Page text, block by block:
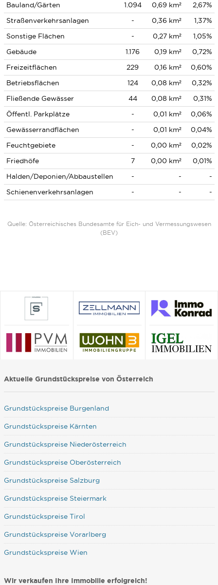
Bauland/Gärten 1.094 0,69 km²
2,67%
Straßenverkehrsanlagen
- 0,36 km²
1,37%
Sonstige Flächen
- 0,27 km²
1,05%
Gebäude
1.176 0,19 km²
0,72%
Freizeitflächen
229 0,16 km²
0,60%
Betriebsflächen
124 0,08 km²
0,32%
Fließende Gewässer
44 0,08 km²
0,31%
Öffentl. Parkplätze
- 0,01 km²
0,06%
Gewässerrandflächen
- 0,01 km²
0,04%
Feuchtgebiete
- 0,00 km²
0,02%
Friedhöfe
7 0,00 km²
0,01%
Halden/Deponien/Abbaustellen
- -
-
Schienenverkehrsanlagen
- - -
Quelle: Österreichisches Bundesamte für Eich- und Vermessungswesen
(BEV)
Aktuelle Grundstückspreise von Österreich
Grundstückspreise Burgenland
Grundstückspreise Kärnten
Grundstückspreise Niederösterreich
Grundstückspreise Oberösterreich
Grundstückspreise Salzburg
Grundstückspreise Steiermark
Grundstückspreise Tirol
Grundstückspreise Vorarlberg
Grundstückspreise Wien
Wir verkaufen Ihre Immobilie erfolgreich!